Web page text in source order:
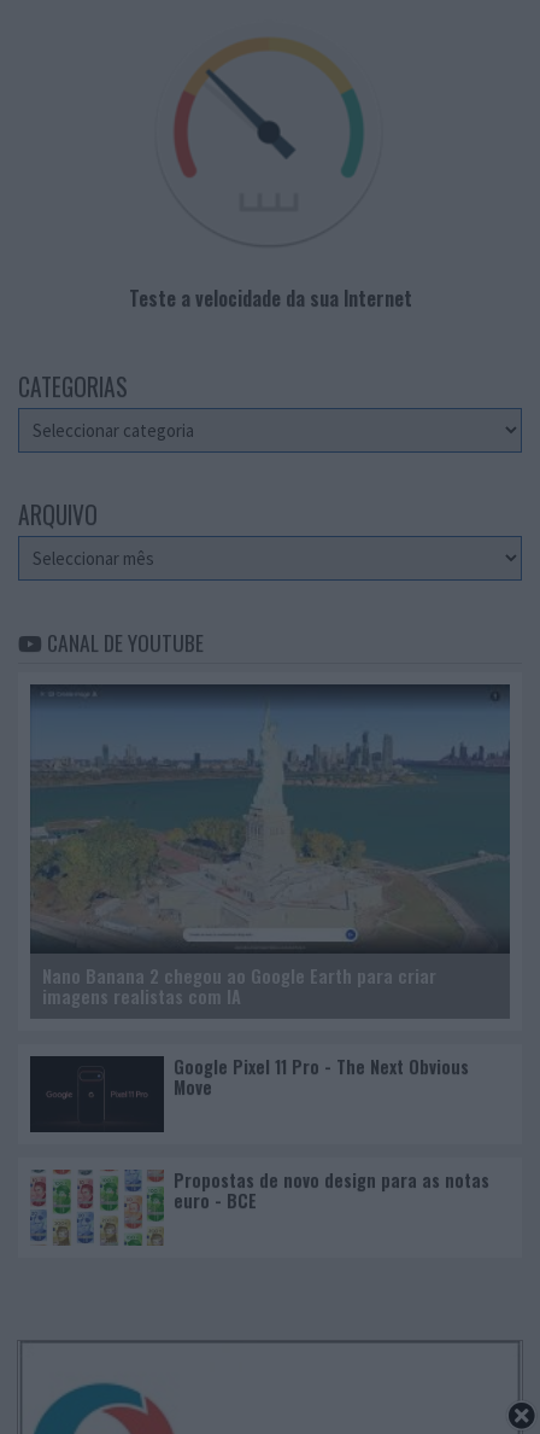
Teste a velocidade da sua Internet
CATEGORIAS
Categorias
ARQUIVO
Arquivo
CANAL DE YOUTUBE
Nano Banana 2 chegou ao Google Earth para criar
imagens realistas com IA
Google Pixel 11 Pro - The Next Obvious
Move
Propostas de novo design para as notas
euro - BCE